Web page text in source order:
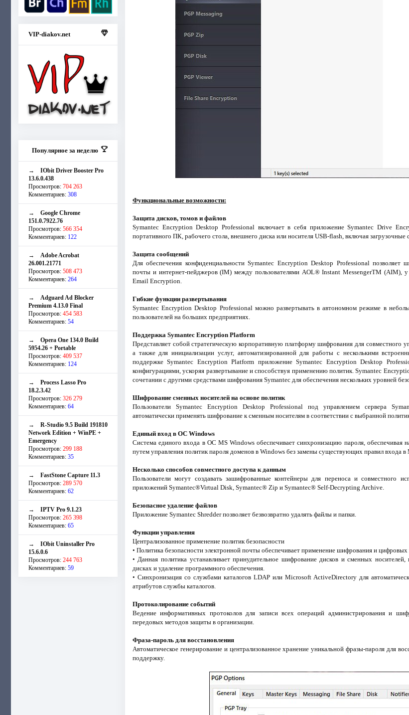
VIP-diakov.net
Популярное за неделю
→ IObit Driver Booster Pro
13.6.0.438
Просмотров: 704 263
Комментариев: 308
→ Google Chrome
151.0.7922.76
Просмотров: 566 354
Комментариев: 122
→ Adobe Acrobat
26.001.21771
Просмотров: 508 473
Комментариев: 264
→ Adguard Ad Blocker
Premium 4.13.0 Final
Просмотров: 454 583
Комментариев: 54
→ Opera One 134.0 Build
5954.26 + Portable
Просмотров: 409 537
Комментариев: 124
→ Process Lasso Pro
18.2.3.42
Просмотров: 326 279
Комментариев: 64
→ R-Studio 9.5 Build 191810
Network Edition + WinPE +
Emergency
Просмотров: 299 188
Комментариев: 35
→ FastStone Capture 11.3
Просмотров: 289 570
Комментариев: 62
→ IPTV Pro 9.1.23
Просмотров: 265 398
Комментариев: 65
→ IObit Uninstaller Pro
15.6.0.6
Просмотров: 244 763
Комментариев: 59
Функциональные возможности:
Защита дисков, томов и файлов
Symantec Encryption Desktop Professional включает в себя приложение Symantec Drive
портативного ПК, рабочего стола, внешнего диска или носителя USB-flash, включая загрузочные
Защита сообщений
Для обеспечения конфиденциальности Symantec Encryption Desktop Professional позволяет
почты и интернет-пейджеров (IM) между пользователями AOL® Instant MessengerTM (AIM),
Email Encryption.
Гибкие функции развертывания
Symantec Encryption Desktop Professional можно развертывать в автономном режиме в
пользователей на больших предприятиях.
Поддержка Symantec Encryption Platform
Представляет собой стратегическую корпоративную платформу шифрования для совместного
а также для инициализации услуг, автоматизированной для работы с несколькими
поддержке Symantec Encryption Platform приложение Symantec Encryption Desktop
конфигурациями, ускоряя развертывание и способствуя применению политик. Symantec
сочетании с другими средствами шифрования Symantec для обеспечения нескольких уровней
Шифрование сменных носителей на основе политик
Пользователи Symantec Encryption Desktop Professional под управлением сервера
автоматически применять шифрование к сменным носителям в соответствии с выбранной
Единый вход в ОС Windows
Система единого входа в ОС MS Windows обеспечивает синхронизацию пароля, обеспечивая
путем управления политик пароля доменов в Windows без замены существующих правил входа в
Несколько способов совместного доступа к данным
Пользователи могут создавать зашифрованные контейнеры для переноса и совместного
приложений Symantec®Virtual Disk, Symantec® Zip и Symantec® Self-Decrypting Archive.
Безопасное удаление файлов
Приложение Symantec Shredder позволяет безвозвратно удалять файлы и папки.
Функции управления
Централизованное применение политик безопасности
• Политика безопасности электронной почты обеспечивает применение шифрования и цифровых
• Данная политика устанавливает принудительное шифрование дисков и сменных
дисках и удаление программного обеспечения.
• Синхронизация со службами каталогов LDAP или Microsoft ActiveDirectory для
атрибутов службы каталогов.
Протоколирование событий
Ведение информативных протоколов для записи всех операций администрирования и
передовых методов защиты в организации.
Фраза-пароль для восстановления
Автоматическое генерирование и централизованное хранение уникальной фразы-пароля для
поддержку.